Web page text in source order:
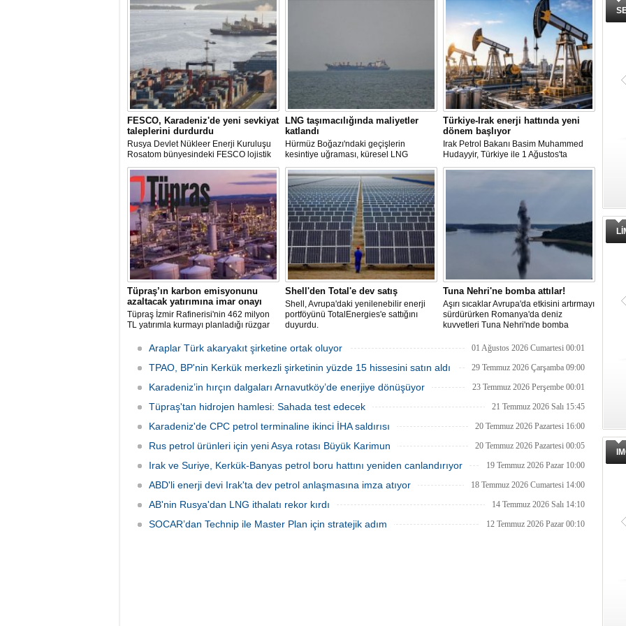
FESCO, Karadeniz'de yeni sevkiyat
taleplerini durdurdu
Rusya Devlet Nükleer Enerji Kuruluşu
Rosatom bünyesindeki FESCO lojistik
şirketi, Karadeniz üzerinden yapılacak
sevkiyatlara ilişkin yeni taleplerin
kabulünü geçici olarak durdurdu.
LNG taşımacılığında maliyetler
katlandı
Hürmüz Boğazı'ndaki geçişlerin
kesintiye uğraması, küresel LNG
arzında aksamalara yol açarken sefer
sürelerini uzattı ve gemi kiralama ile
deniz yakıtı maliyetlerini 2022 enerji
krizinden bu yana en yüksek seviyelere
çıkardı.
Türkiye-Irak enerji hattında yeni
dönem başlıyor
Irak Petrol Bakanı Basim Muhammed
Hudayyir, Türkiye ile 1 Ağustos'ta
imzalanan anlaşma kapsamında günlük
uzatıldığını belirten Hudayyir, bu süreçte
uzun vadeli bir çerçeve anlaşmanın
hazırlanacağını bildirdi.
Tüpraş’ın karbon emisyonunu
azaltacak yatırımına imar onayı
Tüpraş İzmir Rafinerisi'nin 462 milyon
TL yatırımla kurmayı planladığı rüzgar
nazım ve uygulama imar planı
değişiklikleri Çevre, Şehircilik ve İklim
Değişikliği Bakanlığı tarafından
Shell'den Total'e dev satış
Shell, Avrupa'daki yenilenebilir enerji
portföyünü TotalEnergies'e sattığını
duyurdu.
Tuna Nehri'ne bomba attılar!
Aşırı sıcaklar Avrupa'da etkisini artırmayı
sürdürürken Romanya'da deniz
kuvvetleri Tuna Nehri'nde bomba
Araplar Türk akaryakıt şirketine ortak oluyor 01 Ağustos 2026 Cumartesi 00:01
TPAO, BP'nin Kerkük merkezli şirketinin yüzde 15 hissesini satın aldı 29 Temmuz 2026 Çarşamba 09:00
Karadeniz’in hırçın dalgaları Arnavutköy’de enerjiye dönüşüyor 23 Temmuz 2026 Perşembe 00:01
Tüpraş'tan hidrojen hamlesi: Sahada test edecek 21 Temmuz 2026 Salı 15:45
Karadeniz'de CPC petrol terminaline ikinci İHA saldırısı 20 Temmuz 2026 Pazartesi 16:00
Rus petrol ürünleri için yeni Asya rotası Büyük Karimun 20 Temmuz 2026 Pazartesi 00:05
Irak ve Suriye, Kerkük-Banyas petrol boru hattını yeniden canlandırıyor 19 Temmuz 2026 Pazar 10:00
ABD'li enerji devi Irak'ta dev petrol anlaşmasına imza atıyor 18 Temmuz 2026 Cumartesi 14:00
AB'nin Rusya'dan LNG ithalatı rekor kırdı 14 Temmuz 2026 Salı 14:10
SOCAR’dan Technip ile Master Plan için stratejik adım 12 Temmuz 2026 Pazar 00:10